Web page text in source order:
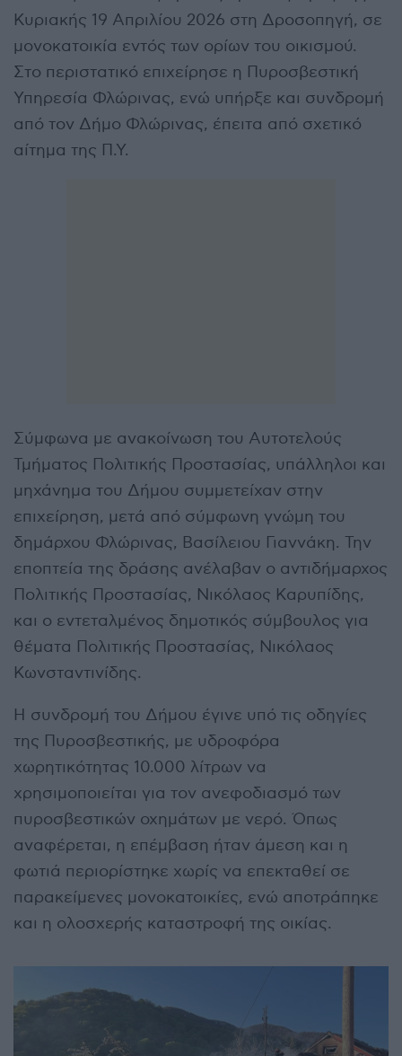
Κυριακής 19 Απριλίου 2026 στη Δροσοπηγή, σε
μονοκατοικία εντός των ορίων του οικισμού.
Στο περιστατικό επιχείρησε η Πυροσβεστική
Υπηρεσία Φλώρινας, ενώ υπήρξε και συνδρομή
από τον Δήμο Φλώρινας, έπειτα από σχετικό
αίτημα της Π.Υ.
Σύμφωνα με ανακοίνωση του Αυτοτελούς
Τμήματος Πολιτικής Προστασίας, υπάλληλοι και
μηχάνημα του Δήμου συμμετείχαν στην
επιχείρηση, μετά από σύμφωνη γνώμη του
δημάρχου Φλώρινας, Βασίλειου Γιαννάκη. Την
εποπτεία της δράσης ανέλαβαν ο αντιδήμαρχος
Πολιτικής Προστασίας, Νικόλαος Καρυπίδης,
και ο εντεταλμένος δημοτικός σύμβουλος για
θέματα Πολιτικής Προστασίας, Νικόλαος
Κωνσταντινίδης.
Η συνδρομή του Δήμου έγινε υπό τις οδηγίες
της Πυροσβεστικής, με υδροφόρα
χωρητικότητας 10.000 λίτρων να
χρησιμοποιείται για τον ανεφοδιασμό των
πυροσβεστικών οχημάτων με νερό. Όπως
αναφέρεται, η επέμβαση ήταν άμεση και η
φωτιά περιορίστηκε χωρίς να επεκταθεί σε
παρακείμενες μονοκατοικίες, ενώ αποτράπηκε
και η ολοσχερής καταστροφή της οικίας.